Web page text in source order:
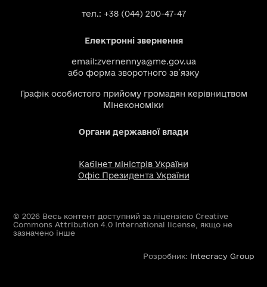
тел.: +38 (044) 200-47-47
Електронні звернення
email:zvernennya@me.gov.ua
або форма зворотного зв`язку
Графік особистого прийому громадян керівництвом
Мінекономіки
Органи державної влади
Кабінет міністрів України
Офіс Президента України
© 2026 Весь контент доступний за ліцензією Creative
Commons Attribution 4.0 International license, якщо не
зазначено інше
Розробник: Intecracy Group